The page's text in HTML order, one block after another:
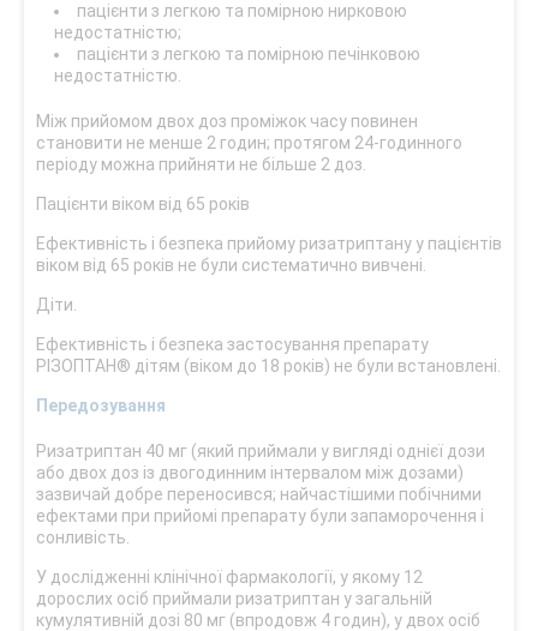
пацієнти з легкою та помірною нирковою
недостатністю;
пацієнти з легкою та помірною печінковою
недостатністю.
Між прийомом двох доз проміжок часу повинен
становити не менше 2 годин; протягом 24-годинного
періоду можна прийняти не більше 2 доз.
Пацієнти віком від 65 років
Ефективність і безпека прийому ризатриптану у пацієнтів
віком від 65 років не були систематично вивчені.
Діти.
Ефективність і безпека застосування препарату
РІЗОПТАН® дітям (віком до 18 років) не були встановлені.
Передозування
Ризатриптан 40 мг (який приймали у вигляді однієї дози
або двох доз із двогодинним інтервалом між дозами)
зазвичай добре переносився; найчастішими побічними
ефектами при прийомі препарату були запаморочення і
сонливість.
У дослідженні клінічної фармакології, у якому 12
дорослих осіб приймали ризатриптан у загальній
кумулятивній дозі 80 мг (впродовж 4 годин), у двох осіб